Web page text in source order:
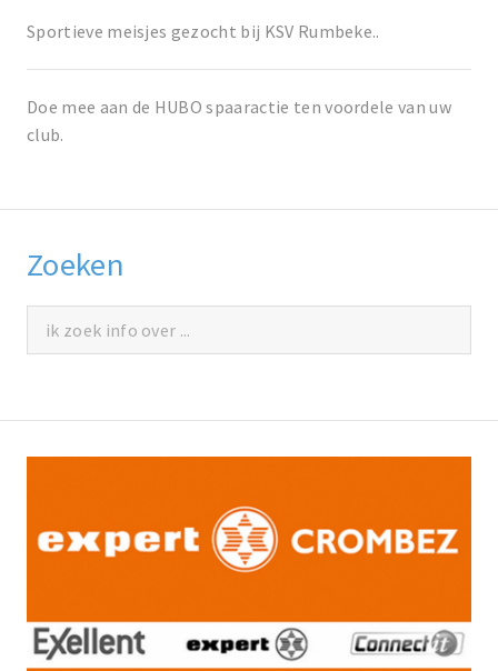
Sportieve meisjes gezocht bij KSV Rumbeke..
Doe mee aan de HUBO spaaractie ten voordele van uw
club.
Zoeken